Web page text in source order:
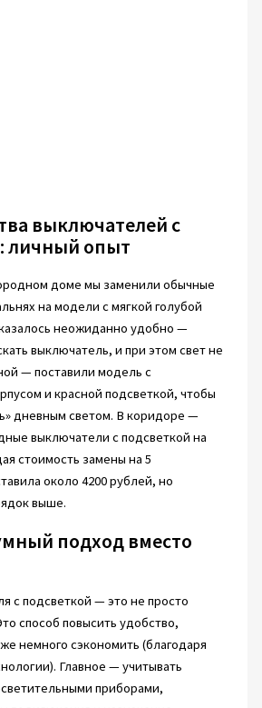
выключателей с
личный опыт
доме мы заменили обычные
на модели с мягкой голубой
неожиданно удобно —
выключатель, и при этом свет не
— поставили модель с
и красной подсветкой, чтобы
дневным светом. В коридоре —
выключатели с подсветкой на
стоимость замены на 5
около 4200 рублей, но
выше.
подход вместо
с подсветкой — это не просто
способ повысить удобство,
немного сэкономить (благодаря
Главное — учитывать
приборами,